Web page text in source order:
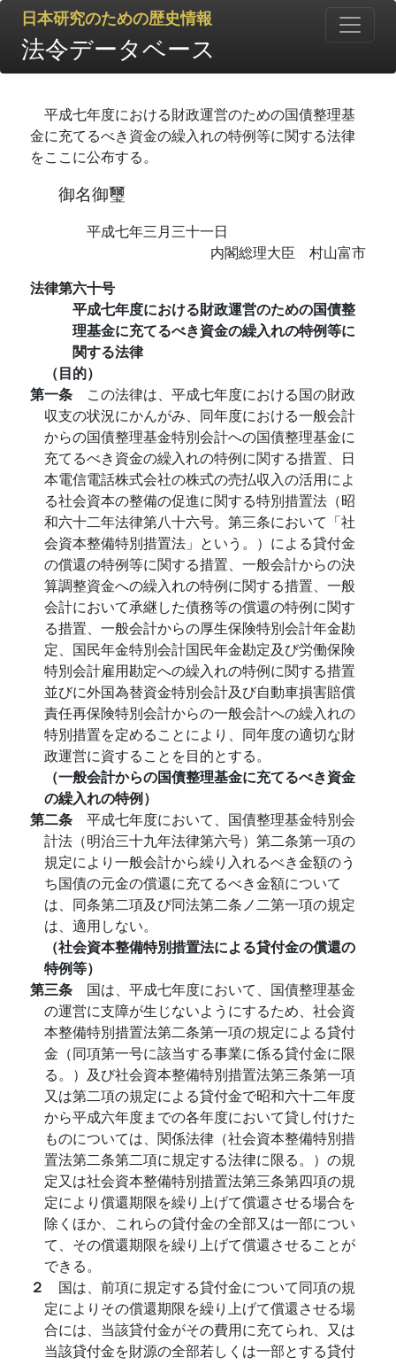
日本研究のための歴史情報
法令データベース
平成七年度における財政運営のための国債整理基
金に充てるべき資金の繰入れの特例等に関する法律
をここに公布する。
御名御璽
平成七年三月三十一日
内閣総理大臣 村山富市
法律第六十号
平成七年度における財政運営のための国債整
理基金に充てるべき資金の繰入れの特例等に
関する法律
（目的）
第一条 この法律は、平成七年度における国の財政
収支の状況にかんがみ、同年度における一般会計
からの国債整理基金特別会計への国債整理基金に
充てるべき資金の繰入れの特例に関する措置、日
本電信電話株式会社の株式の売払収入の活用によ
る社会資本の整備の促進に関する特別措置法（昭
和六十二年法律第八十六号。第三条において「社
会資本整備特別措置法」という。）による貸付金
の償還の特例等に関する措置、一般会計からの決
算調整資金への繰入れの特例に関する措置、一般
会計において承継した債務等の償還の特例に関す
る措置、一般会計からの厚生保険特別会計年金勘
定、国民年金特別会計国民年金勘定及び労働保険
特別会計雇用勘定への繰入れの特例に関する措置
並びに外国為替資金特別会計及び自動車損害賠償
責任再保険特別会計からの一般会計への繰入れの
特別措置を定めることにより、同年度の適切な財
政運営に資することを目的とする。
（一般会計からの国債整理基金に充てるべき資金
の繰入れの特例）
第二条 平成七年度において、国債整理基金特別会
計法（明治三十九年法律第六号）第二条第一項の
規定により一般会計から繰り入れるべき金額のう
ち国債の元金の償還に充てるべき金額について
は、同条第二項及び同法第二条ノ二第一項の規定
は、適用しない。
（社会資本整備特別措置法による貸付金の償還の
特例等）
第三条 国は、平成七年度において、国債整理基金
の運営に支障が生じないようにするため、社会資
本整備特別措置法第二条第一項の規定による貸付
金（同項第一号に該当する事業に係る貸付金に限
る。）及び社会資本整備特別措置法第三条第一項
又は第二項の規定による貸付金で昭和六十二年度
から平成六年度までの各年度において貸し付けた
ものについては、関係法律（社会資本整備特別措
置法第二条第二項に規定する法律に限る。）の規
定又は社会資本整備特別措置法第三条第四項の規
定により償還期限を繰り上げて償還させる場合を
除くほか、これらの貸付金の全部又は一部につい
て、その償還期限を繰り上げて償還させることが
できる。
２ 国は、前項に規定する貸付金について同項の規
定によりその償還期限を繰り上げて償還させる場
合には、当該貸付金がその費用に充てられ、又は
当該貸付金を財源の全部若しくは一部とする貸付